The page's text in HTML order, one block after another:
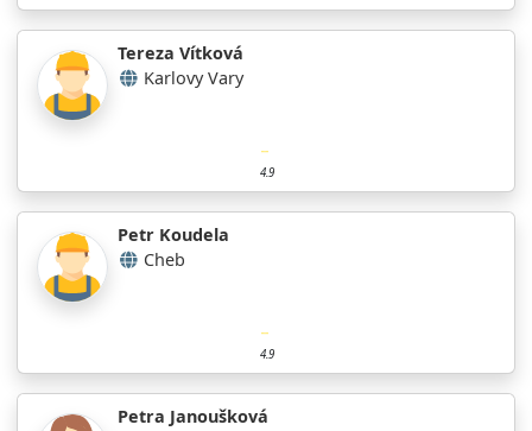
Tereza Vítková
Karlovy Vary
4.9
Petr Koudela
Cheb
4.9
Petra Janoušková